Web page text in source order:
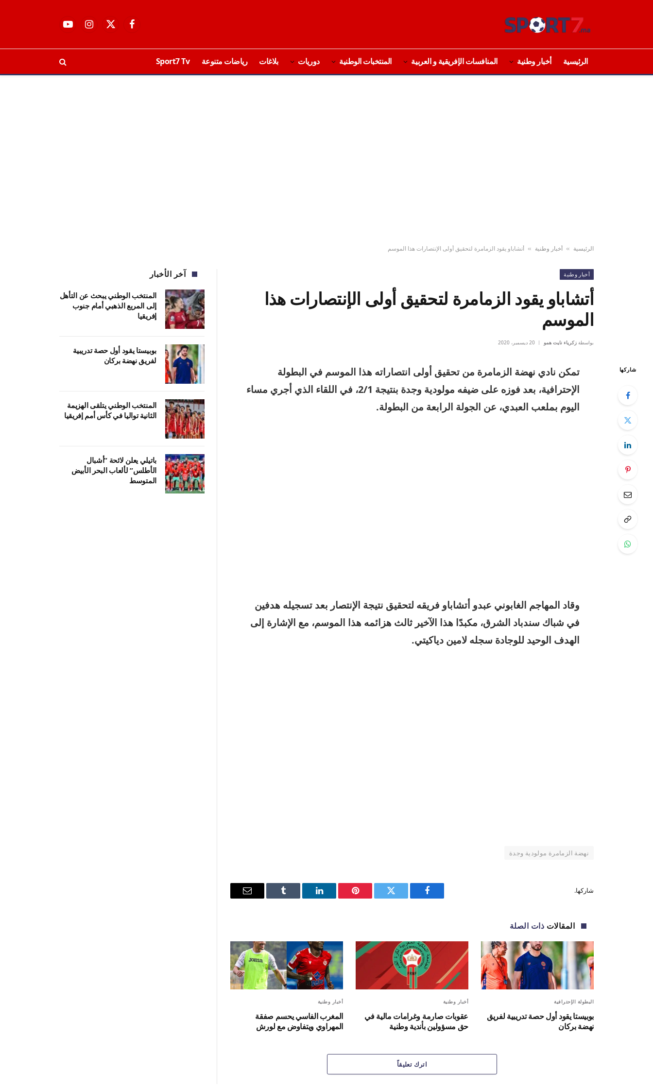
فيسبوكX
الانستغراميوتيوب
الرئيسية أخبار وطنية المنافسات الإفريقية و العربية المنتخبات الوطنية دوريات بلاغات رياضات متنوعة Sport7 Tv
الرئيسية » أخبار وطنية » أتشاباو يقود الزمامرة لتحقيق أولى الإنتصارات هذا الموسم
أخبار وطنية
أتشاباو يقود الزمامرة لتحقيق أولى الإنتصارات هذا
الموسم
بواسطة زكرياء نايت همو 20 ديسمبر، 2020
شاركها
تمكن نادي نهضة الزمامرة من تحقيق أولى انتصاراته هذا الموسم في البطولة
الإحترافية، بعد فوزه على ضيفه مولودية وجدة بنتيجة 2/1، في اللقاء الذي أجري مساء
اليوم بملعب العبدي، عن الجولة الرابعة من البطولة.
وقاد المهاجم الغابوني عبدو أتشاباو فريقه لتحقيق نتيجة الإنتصار بعد تسجيله هدفين
في شباك سندباد الشرق، مكبدًا هذا الآخير ثالث هزائمه هذا الموسم، مع الإشارة إلى
الهدف الوحيد للوجادة سجله لامين دياكيتي.
نهضة الزمامرة مولودية وجدة
شاركها.
فيسبوك
تويتر بينتيريستلينكدإن Tumblr
البريد
المقالات ذات الصلة
البطولة الإحترافية
بوبيستا يقود أول حصة تدريبية لفريق
نهضة بركان
أخبار وطنية
عقوبات صارمة وغرامات مالية في
حق مسؤولين بأندية وطنية
أخبار وطنية
المغرب الفاسي يحسم صفقة
المهراوي ويتفاوض مع لورش
اترك تعليقاً
آخر الأخبار
المنتخب الوطني يبحث عن التأهل
إلى المربع الذهبي أمام جنوب
إفريقيا
بوبيستا يقود أول حصة تدريبية
لفريق نهضة بركان
المنتخب الوطني يتلقى الهزيمة
الثانية تواليا في كأس أمم إفريقيا
باتيلي يعلن لائحة “أشبال
الأطلس” لألعاب البحر الأبيض
المتوسط